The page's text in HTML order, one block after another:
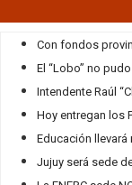
Con fondos
El “Lobo” no
Intendente Raúl
Hoy entregan los
Educación llevará
Jujuy será sede